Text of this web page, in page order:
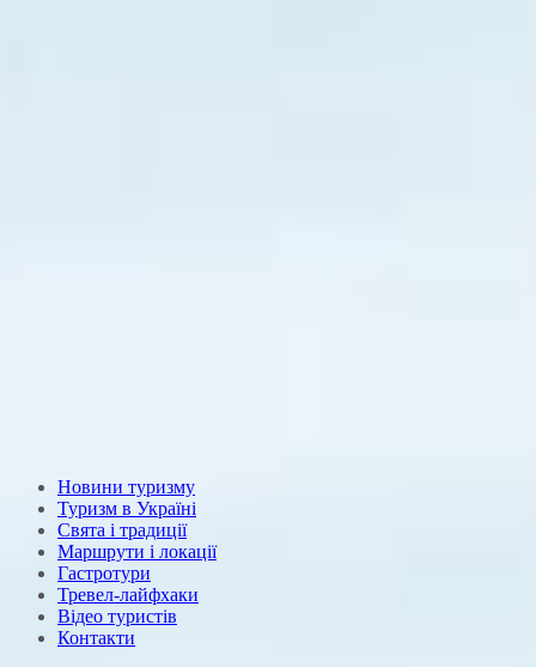
Новини туризму
Туризм в Україні
Свята і традиції
Маршрути і локації
Гастротури
Тревел-лайфхаки
Відео туристів
Контакти